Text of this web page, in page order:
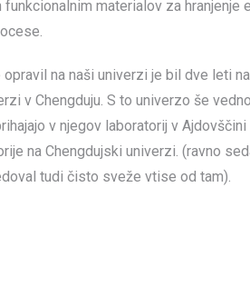
funkcionalnim materialov za hranjenje
opravil na naši univerzi je bil dve leti
v Chengduju. S to univerzo še
v njegov laboratorij v
na Chengdujski univerzi. (ravno
tudi čisto sveže vtise od tam).